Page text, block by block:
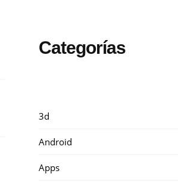
Categorías
3d
Android
Apps